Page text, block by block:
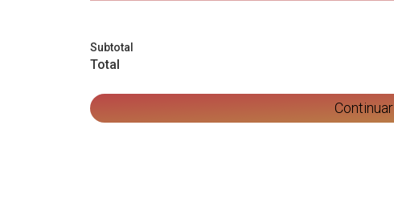
Subtotal
Total
Continuar